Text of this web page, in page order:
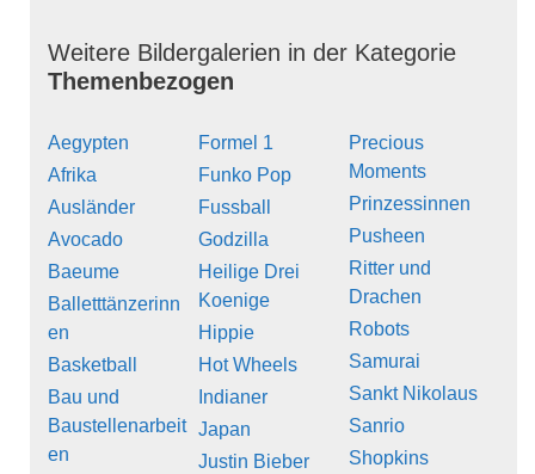
Weitere Bildergalerien in der Kategorie
Themenbezogen
Aegypten
Afrika
Ausländer
Avocado
Baeume
Balletttänzerinn
en
Basketball
Bau und
Baustellenarbeit
en
Formel 1
Funko Pop
Fussball
Godzilla
Heilige Drei
Koenige
Hippie
Hot Wheels
Indianer
Japan
Justin Bieber
Precious
Moments
Prinzessinnen
Pusheen
Ritter und
Drachen
Robots
Samurai
Sankt Nikolaus
Sanrio
Shopkins